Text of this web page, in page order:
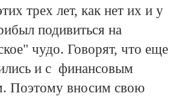
трех лет, как нет их и у
подивиться на
чудо. Говорят, что еще
и с финансовым
Поэтому вносим свою